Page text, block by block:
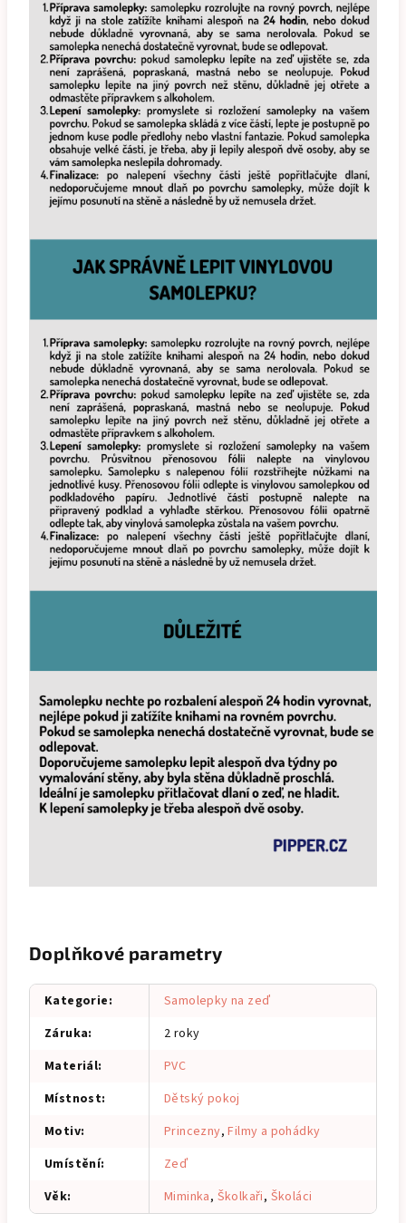
Doplňkové parametry
Kategorie:
Samolepky na zeď
Záruka:
2 roky
Materiál:
PVC
Místnost:
Dětský pokoj
Motiv: Princezny,Filmy a pohádky
Umístění:
Zeď
Věk: Miminka, Školkaři, Školáci